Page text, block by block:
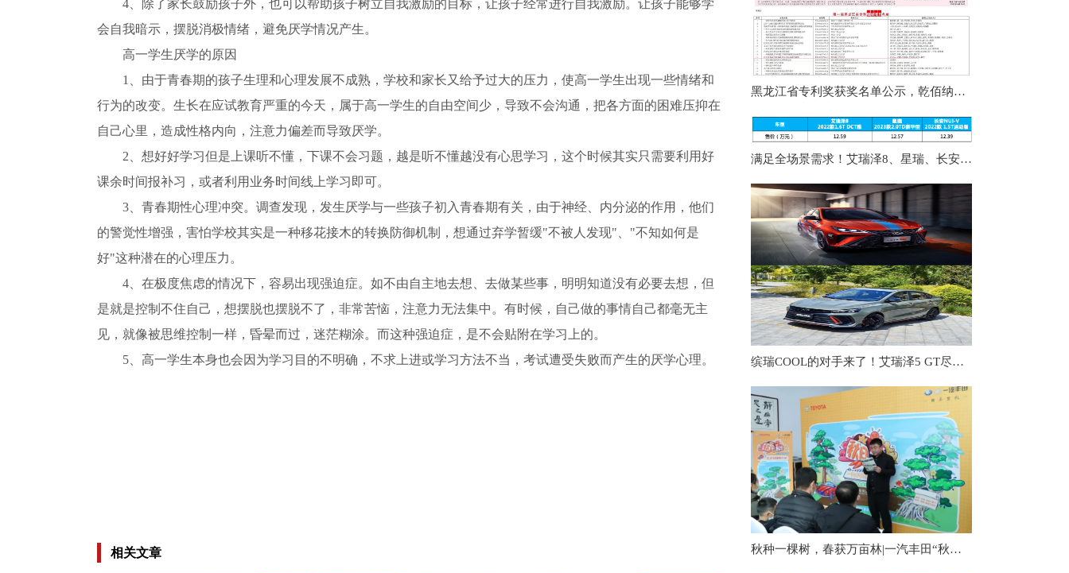
4、除了家长鼓励孩子外，也可以帮助孩子树立自我激励的目标，让孩子经常进行自我激励。让孩子能够学
会自我暗示，摆脱消极情绪，避免厌学情况产生。
高一学生厌学的原因
1、由于青春期的孩子生理和心理发展不成熟，学校和家长又给予过大的压力，使高一学生出现一些情绪和
行为的改变。生长在应试教育严重的今天，属于高一学生的自由空间少，导致不会沟通，把各方面的困难压抑在
自己心里，造成性格内向，注意力偏差而导致厌学。
2、想好好学习但是上课听不懂，下课不会习题，越是听不懂越没有心思学习，这个时候其实只需要利用好
课余时间报补习，或者利用业务时间线上学习即可。
3、青春期性心理冲突。调查发现，发生厌学与一些孩子初入青春期有关，由于神经、内分泌的作用，他们
的警觉性增强，害怕学校其实是一种移花接木的转换防御机制，想通过弃学暂缓"不被人发现"、"不知如何是
好"这种潜在的心理压力。
4、在极度焦虑的情况下，容易出现强迫症。如不由自主地去想、去做某些事，明明知道没有必要去想，但
是就是控制不住自己，想摆脱也摆脱不了，非常苦恼，注意力无法集中。有时候，自己做的事情自己都毫无主
见，就像被思维控制一样，昏晕而过，迷茫糊涂。而这种强迫症，是不会贴附在学习上的。
5、高一学生本身也会因为学习目的不明确，不求上进或学习方法不当，考试遭受失败而产生的厌学心理。
相关文章
黑龙江省专利奖获奖名单公示，乾佰纳被授予银奖！
满足全场景需求！艾瑞泽8、星瑞、长安UNI-V同台竞技你选谁
缤瑞COOL的对手来了！艾瑞泽5 GT尽显战斗范儿，这才是热血青年的梦想
秋种一棵树，春获万亩林|一汽丰田“秋日私语”活动播种秋日希望